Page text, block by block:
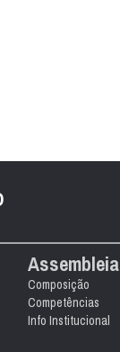
Assembleia
Composição
Competências
Info Institucional